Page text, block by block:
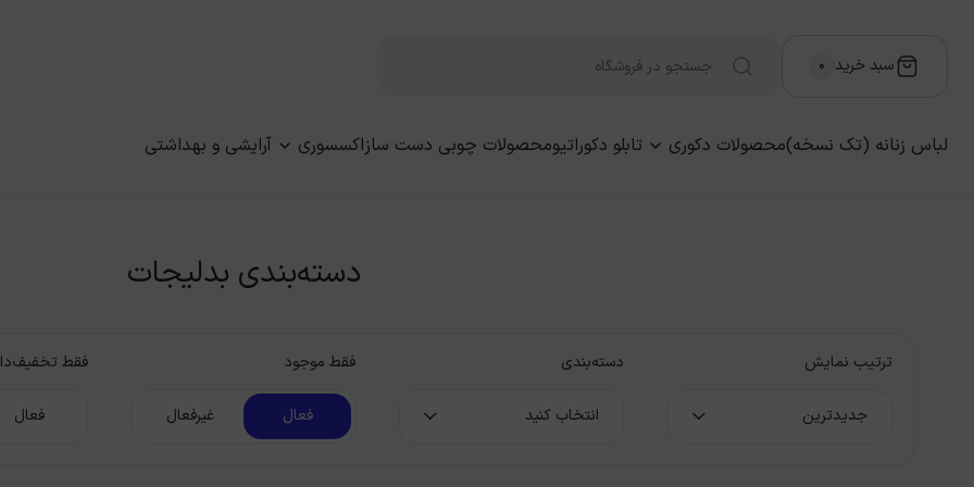
سبد خرید ۰
لباس زنانه (تک نسخه)محصولات دکوری تابلو دکوراتیومحصولات چوبی دست سازاکسسوری آرایشی و بهداشتی
دسته‌بندی بدلیجات
ترتیب نمایش
جدیدترین
دسته‌بندی
انتخاب کنید
فقط موجود
فعال غیرفعال
فقط
فعال